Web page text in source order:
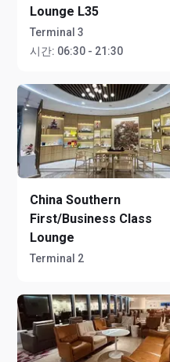
Lounge L35
Terminal 3
시간: 06:30 - 21:30
China Southern
First/Business Class
Lounge
Terminal 2